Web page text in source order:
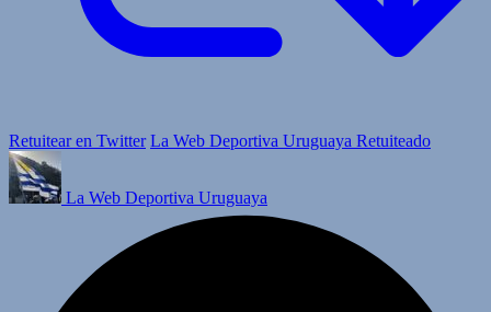
Retuitear en Twitter La Web Deportiva Uruguaya Retuiteado
La Web Deportiva Uruguaya